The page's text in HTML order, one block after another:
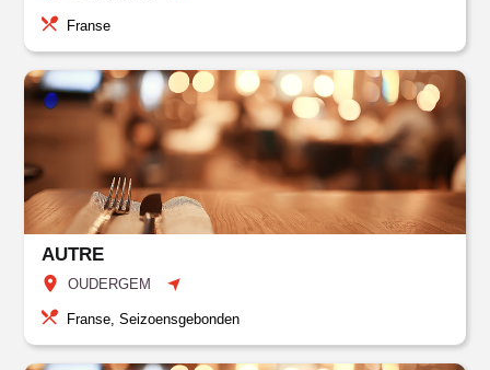
Franse
AUTRE
OUDERGEM
Franse, Seizoensgebonden